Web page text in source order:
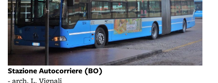
Stazione Autocorriere (BO)
- arch. L. Vignali